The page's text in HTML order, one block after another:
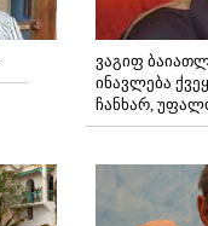
ვაგიფ
ინავლება
ჩანხარ,